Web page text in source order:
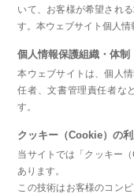
いて、お客様が希望され
す。本ウェブサイト個人情
個人情報保護組織・体制
本ウェブサイトは、個人
任者、文書管理責任者な
す。
クッキー（Cookie）の
当サイトでは「クッキー
あります。
この技術はお客様のコン